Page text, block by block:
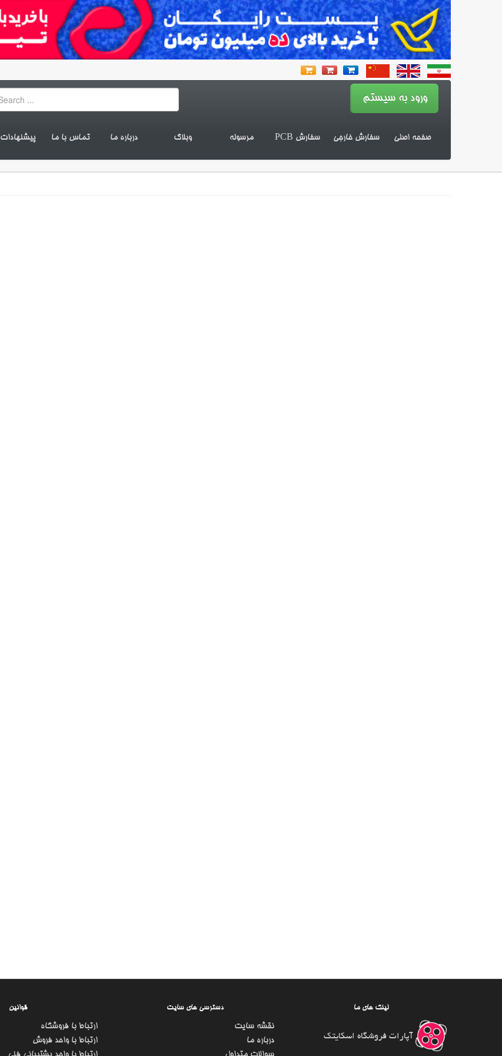
صفحه اصلی سفارش خارجی سفارش PCB مرسوله وبلاگ درباره ما تماس با ما پیشنهادات
قوانین
ارتباط با فروشگاه
ارتباط با واحد فروش
دسترسی های سایت
نقشه سایت
درباره ما
لینک های ما
آپارات فروشگاه اسکایتک